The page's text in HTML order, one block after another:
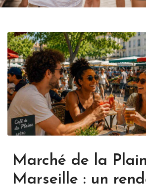
Marché de la
Marseille : un